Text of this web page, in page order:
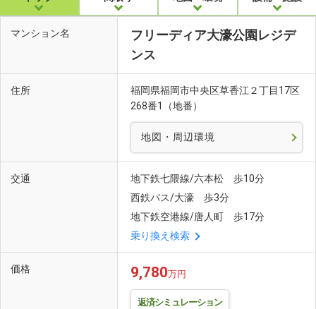
マンション名
フリーディア大濠公園レジデ
ンス
住所
福岡県福岡市中央区草香江２丁目17区
268番1（地番）
地図・周辺環境
交通
地下鉄七隈線/六本松 歩10分
西鉄バス/大濠 歩3分
地下鉄空港線/唐人町 歩17分
乗り換え検索
価格 9,780万円
返済シミュレーション